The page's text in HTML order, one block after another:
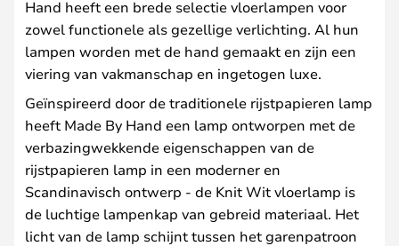
Hand heeft een brede selectie vloerlampen voor
zowel functionele als gezellige verlichting. Al hun
lampen worden met de hand gemaakt en zijn een
viering van vakmanschap en ingetogen luxe.
Geïnspireerd door de traditionele rijstpapieren lamp
heeft Made By Hand een lamp ontworpen met de
verbazingwekkende eigenschappen van de
rijstpapieren lamp in een moderner en
Scandinavisch ontwerp - de Knit Wit vloerlamp is
de luchtige lampenkap van gebreid materiaal. Het
licht van de lamp schijnt tussen het garenpatroon